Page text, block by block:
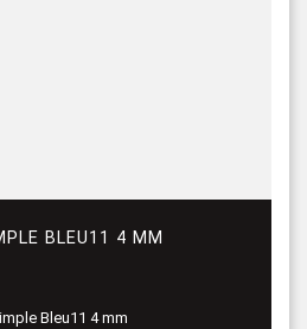
BLEU11 4 MM
Bleu11 4 mm